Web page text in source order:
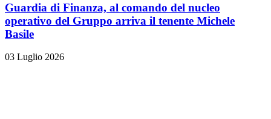
Guardia di Finanza, al comando del nucleo
operativo del Gruppo arriva il tenente Michele
Basile
03 Luglio 2026